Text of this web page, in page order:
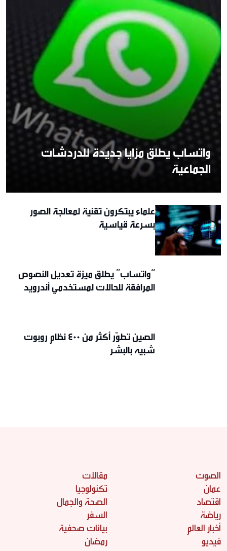
واتساب يطلق مزايا جديدة للدردشات
الجماعية
علماء يبتكرون تقنية لمعالجة الصور
بسرعة قياسية
“واتساب” يطلق ميزة تعديل النصوص
المرافقة للحالات لمستخدمي أندرويد
الصين تطوّر أكثر من 400 نظام روبوت
شبيه بالبشر
الصوت
عمان
اقتصاد
رياضة
أخبار العالم
فيديو
مقالات
تكنولوجيا
الصحة والجمال
السفر
بيانات صحفية
رمضان